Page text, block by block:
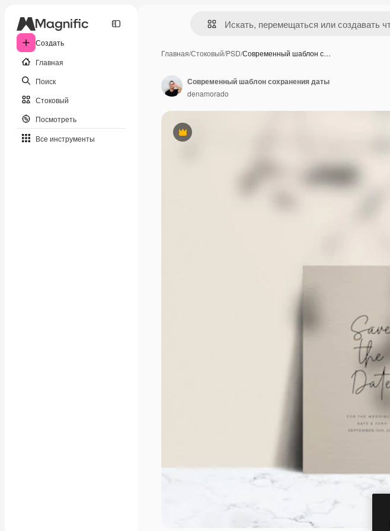
Создать
Главная
Поиск
Стоковый
Посмотреть
Все инструменты
Главная/Стоковый/PSD/Современный шаблон с…
Премиум
Современный шаблон сохранения даты
denamorado